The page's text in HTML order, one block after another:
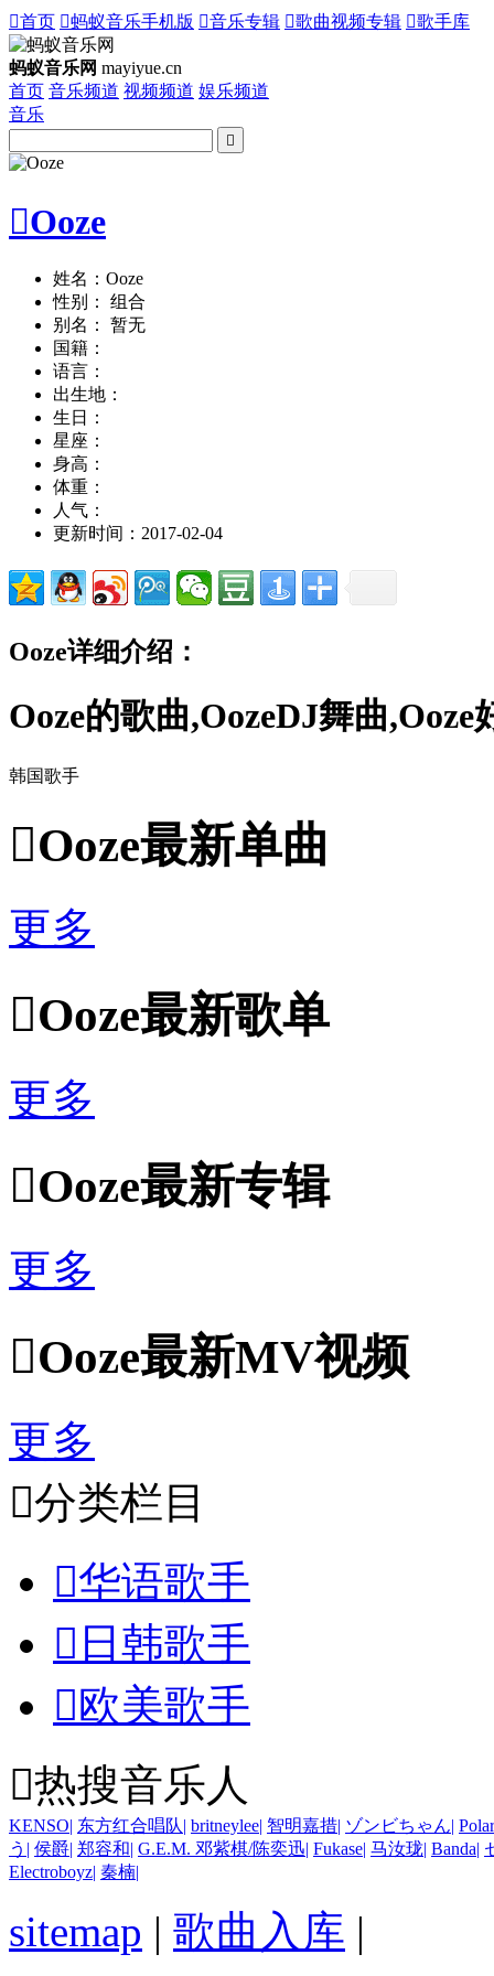
首页 蚂蚁音乐手机版 音乐专辑 歌曲视频专辑 歌手库
蚂蚁音乐网 mayiyue.cn
首页 音乐频道 视频频道 娱乐频道
音乐

Ooze
姓名：Ooze
性别： 组合
别名： 暂无
国籍：
语言：
出生地：
生日：
星座：
身高：
体重：
人气：
更新时间：2017-02-04
Ooze详细介绍：
Ooze的歌曲,OozeDJ舞曲
韩国歌手
Ooze最新单曲
更多
Ooze最新歌单
更多
Ooze最新专辑
更多
Ooze最新MV视频
更多
分类栏目
华语歌手
 日韩歌手
欧美歌手
热搜音乐人
KENSO| 东方红合唱队| britneylee| 智明嘉措| ゾンビちゃん|
う | 侯爵| 郑容和| G.E.M. 邓紫棋/陈奕迅| Fukase| 马汝珑| Banda|
Electroboyz| 秦楠|
sitemap | 歌曲入库 |